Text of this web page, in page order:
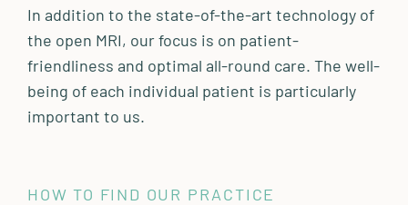
In addition to the state-of-the-art technology of
the open MRI, our focus is on patient-
friendliness and optimal all-round care. The well-
being of each individual patient is particularly
important to us.
HOW TO FIND OUR PRACTICE